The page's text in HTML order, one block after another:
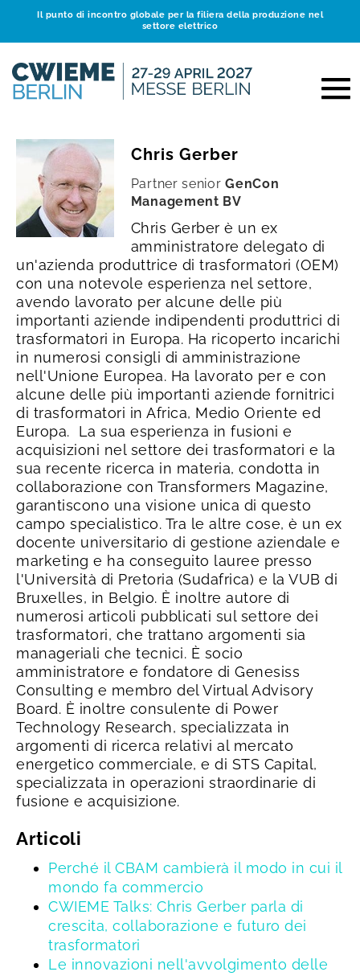
Il punto di incontro globale per la filiera della produzione nel
settore elettrico
Chris Gerber
Partner senior GenCon
Management BV
Chris Gerber è un ex
amministratore delegato di
un'azienda produttrice di trasformatori (OEM)
con una notevole esperienza nel settore,
avendo lavorato per alcune delle più
importanti aziende indipendenti produttrici di
trasformatori in Europa. Ha ricoperto incarichi
in numerosi consigli di amministrazione
nell'Unione Europea. Ha lavorato per e con
alcune delle più importanti aziende fornitrici
di trasformatori in Africa, Medio Oriente ed
Europa.
La sua esperienza in fusioni e
acquisizioni nel settore dei trasformatori e la
sua recente ricerca in materia, condotta in
collaborazione con Transformers Magazine,
garantiscono una visione unica di questo
campo specialistico. Tra le altre cose, è un ex
docente universitario di gestione aziendale e
marketing e ha conseguito lauree presso
l'Università di Pretoria (Sudafrica) e la VUB di
Bruxelles, in Belgio. È inoltre autore di
numerosi articoli pubblicati sul settore dei
trasformatori, che trattano argomenti sia
manageriali che tecnici. È socio
amministratore e fondatore di Genesiss
Consulting e membro del Virtual Advisory
Board. È inoltre consulente di Power
Technology Research, specializzata in
argomenti di ricerca relativi al mercato
energetico commerciale, e di STS Capital,
specializzata in operazioni straordinarie di
fusione e acquisizione.
Articoli
Perché il CBAM cambierà il modo in cui il
mondo fa commercio
CWIEME Talks: Chris Gerber parla di
crescita, collaborazione e futuro dei
trasformatori
Le innovazioni nell'avvolgimento delle